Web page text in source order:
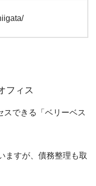
フィス
スできる「ベリーベス
ますが、債務整理も取